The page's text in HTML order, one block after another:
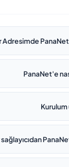
Adresimde
PanaNet'e